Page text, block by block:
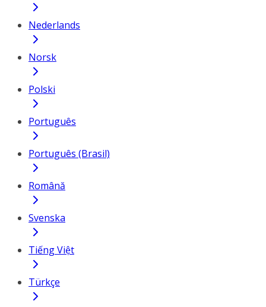
Nederlands
Norsk
Polski
Português
Português (Brasil)
Română
Svenska
Tiếng Việt
Türkçe